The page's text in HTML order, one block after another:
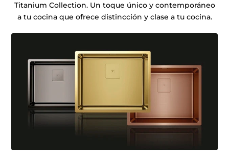
Titanium Collection. Un toque único y contemporáneo
a tu cocina que ofrece distincción y clase a tu cocina.